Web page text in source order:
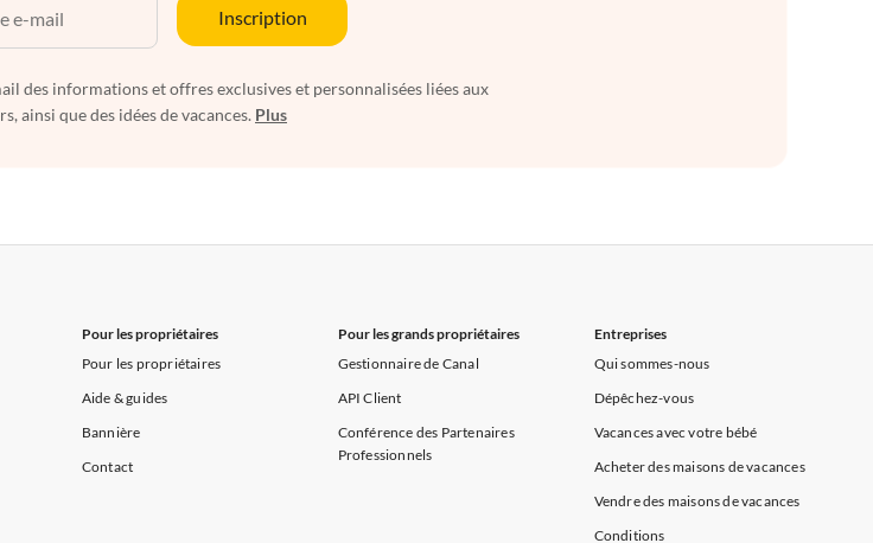
Inscription
des informations et offres exclusives et personnalisées liées aux
ainsi que des idées de vacances. Plus
Pour les propriétaires
Pour les propriétaires
Aide & guides
Bannière
Contact
Pour les grands propriétaires
Gestionnaire de Canal
API Client
Conférence des Partenaires
Professionnels
Entreprises
Qui sommes-nous
Dépêchez-vous
Vacances avec votre bébé
Acheter des maisons de vacances
Vendre des maisons de vacances
Conditions